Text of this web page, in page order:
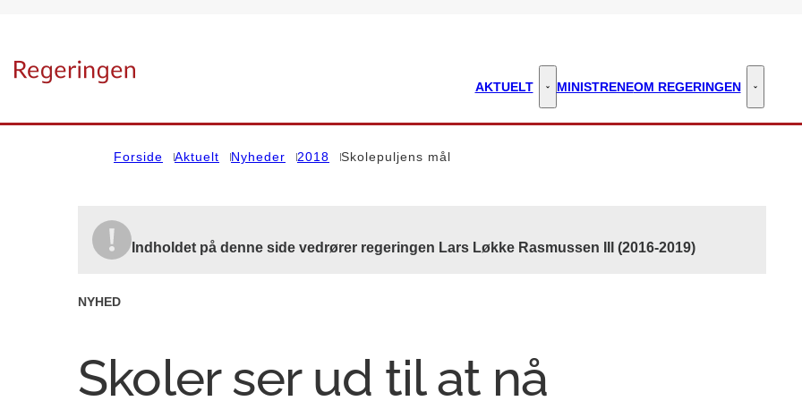
AKTUELT Aktuelt - Flere links
MINISTRENEOM REGERINGEN Om
Forside Aktuelt Nyheder 2018 Skolepuljens mål
Indholdet på denne side vedrører regeringen Lars Løkke Rasmussen III (2016-2019)
NYHED
Skoler ser ud til at nå